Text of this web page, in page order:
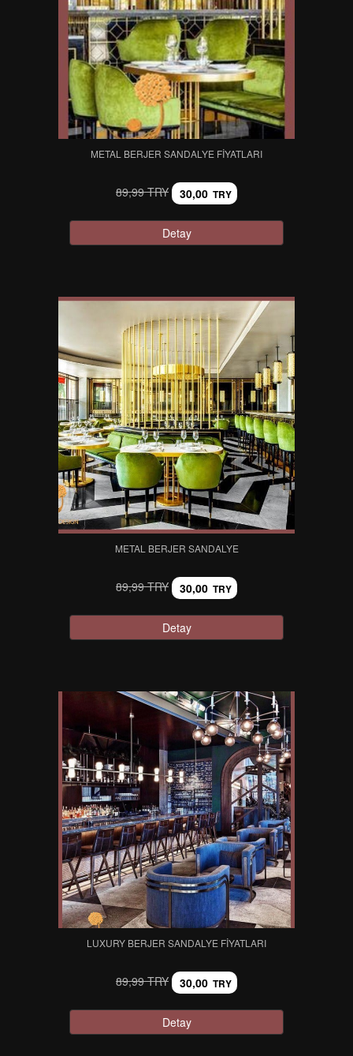
METAL BERJER SANDALYE FIYATLARI
89,99 TRY 30,00 TRY
Detay
METAL BERJER SANDALYE
89,99 TRY 30,00 TRY
Detay
LUXURY BERJER SANDALYE FIYATLARI
89,99 TRY 30,00 TRY
Detay